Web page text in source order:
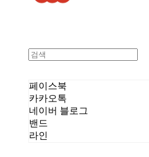
페이스북
카카오톡
네이버 블로그
밴드
라인